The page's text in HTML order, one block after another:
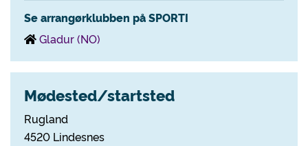
Se arrangørklubben på SPORTI
Gladur (NO)
Mødested/startsted
Rugland
4520 Lindesnes